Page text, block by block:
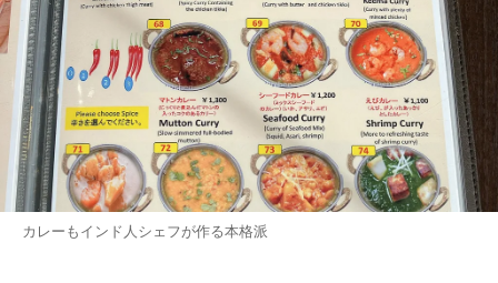
カレーもインド人シェフが作る本格派